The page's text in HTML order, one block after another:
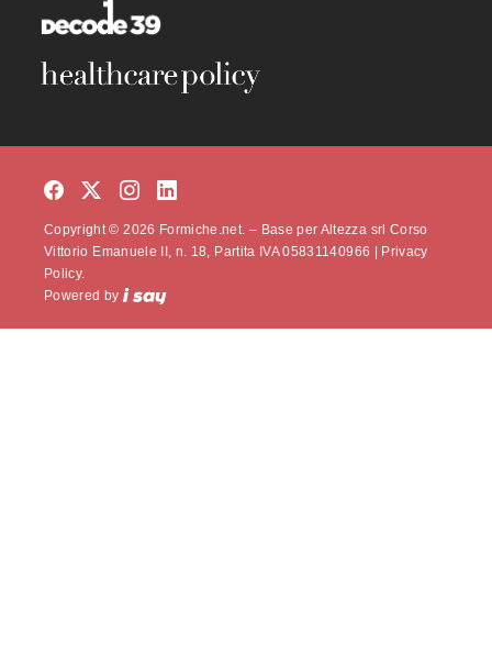
Copyright © 2026 Formiche.net. – Base per Altezza srl Corso
Vittorio Emanuele II, n. 18, Partita IVA 05831140966 | Privacy
Policy.
Powered by